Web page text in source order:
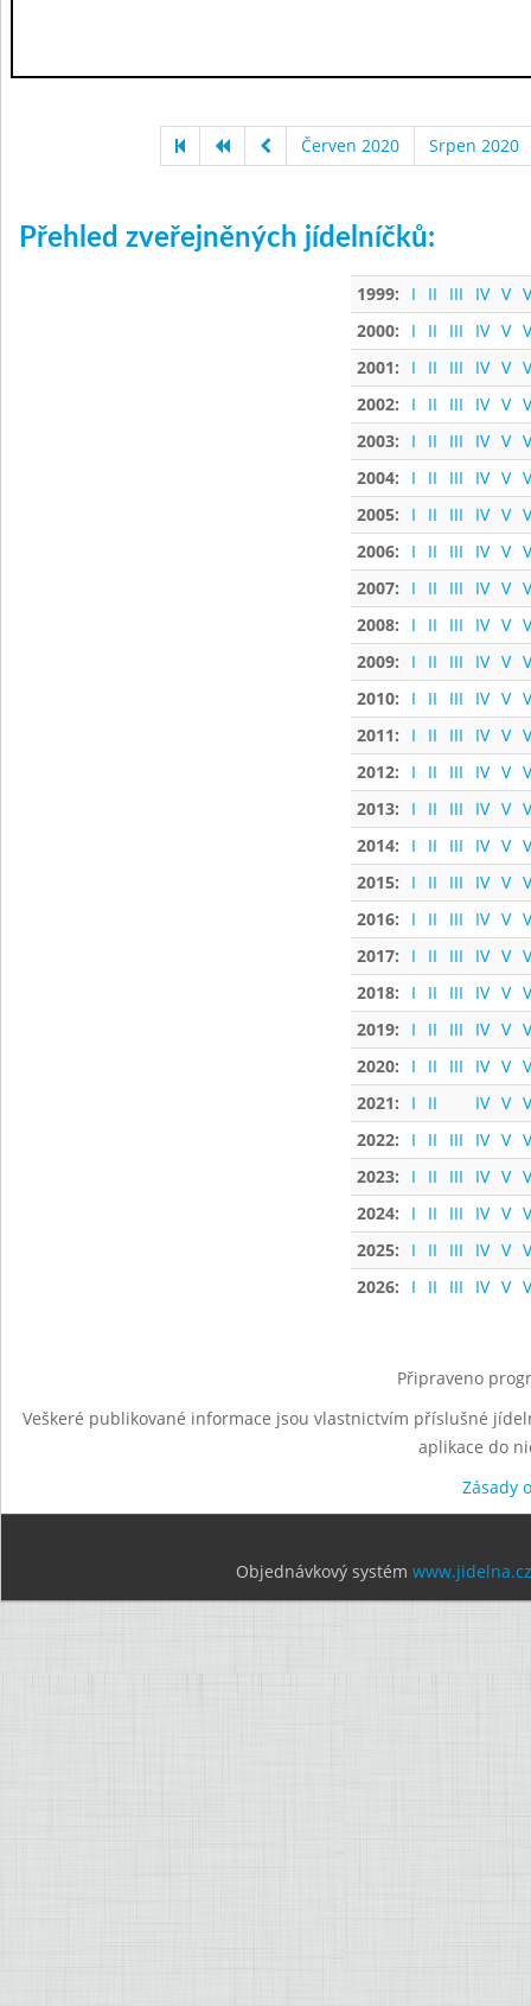
Červen 2020 Srpen 2020
Přehled zveřejněných jídelníčků:
1999: I II III IV V
2000:
I II III IV V
2001:
I II III IV V
2002:
I II III IV V
2003:
I II III IV V
2004:
I II III IV V
2005:
I II III IV V
2006:
I II III IV V
2007:
I II III IV V
2008:
I II III IV V
2009:
I II III IV V
2010:
I II III IV V
2011:
I II III IV V
2012:
I II III IV V
2013:
I II III IV V
2014:
I II III IV V
2015:
I II III IV V
2016:
I II III IV V
2017:
I II III IV V
2018:
I II III IV V
2019:
I II III IV V
2020:
I II III IV V
2021:
I II IV V
2022:
I II III IV V
2023:
I II III IV V
2024:
I II III IV V
2025:
I II III IV V
2026:
I II III IV V
Připraveno
Veškeré publikované informace jsou vlastnictvím příslušné
aplikace do
Zásady
Objednávkový systém www.jidelna.cz